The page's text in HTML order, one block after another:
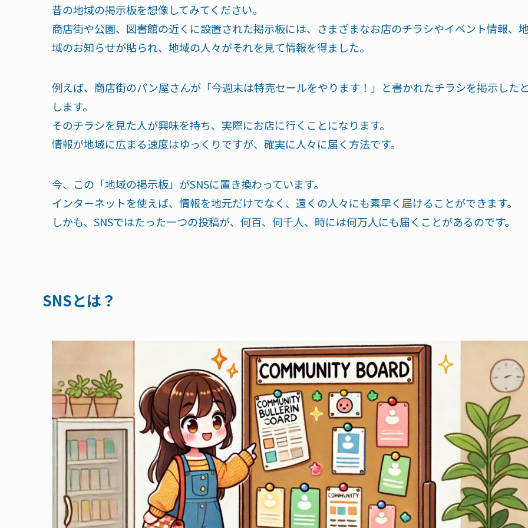
昔の地域の掲示板を想像してみてください。
商店街や公園、図書館の近くに設置された掲示板には、さまざまなお店のチラシやイベント情報、
域のお知らせが貼られ、地域の人々がそれを見て情報を得ました。
例えば、商店街のパン屋さんが「今週末は特売セールをやります！」と書かれたチラシを掲示した
します。
そのチラシを見た人が興味を持ち、実際にお店に行くことになります。
情報が地域に広まる速度はゆっくりですが、確実に人々に届く方法です。
今、この「地域の掲示板」がSNSに置き換わっています。
インターネットを使えば、情報を地元だけでなく、遠くの人々にも素早く届けることができます。
しかも、SNSではたった一つの投稿が、何百、何千人、時には何万人にも届くことがあるのです。
SNSとは？